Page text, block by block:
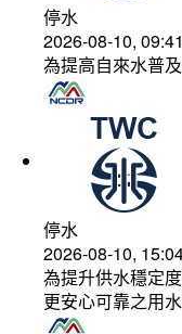
停水
2026-08-10,
為提高自來水普
停水
2026-08-10,
為提升供水穩定
更安心可靠之用